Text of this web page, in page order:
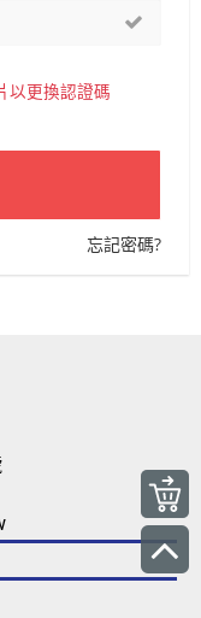
以更換認證碼
忘記密碼?